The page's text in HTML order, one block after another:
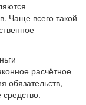
Чаще всего такой
расчётное
обязательств,